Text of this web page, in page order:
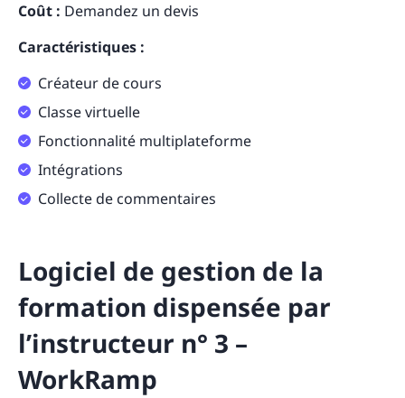
Coût : Demandez un devis
Caractéristiques :
Créateur de cours
Classe virtuelle
Fonctionnalité multiplateforme
Intégrations
Collecte de commentaires
Logiciel de gestion de la
formation dispensée par
l’instructeur n° 3 –
WorkRamp